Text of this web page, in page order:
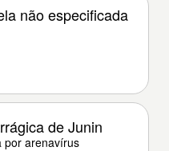
não especificada
de Junin
por arenavírus